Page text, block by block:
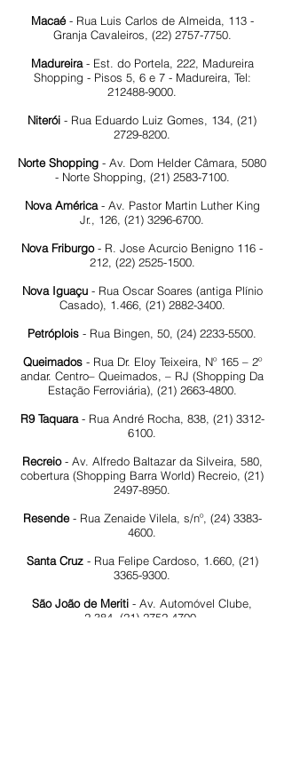
Macaé- Rua Luis Carlos de Almeida, 113 -
Granja Cavaleiros, (22) 2757-7750.
Madureira- Est. do Portela, 222, Madureira
Shopping - Pisos 5, 6 e 7 - Madureira, Tel:
212488-9000.
Niterói - Rua Eduardo Luiz Gomes, 134, (21)
2729-8200.
Norte Shopping - Av. Dom Helder Câmara, 5080
- Norte Shopping, (21) 2583-7100.
Nova América- Av. Pastor Martin Luther King
Jr., 126, (21) 3296-6700.
Nova Friburgo- R. Jose Acurcio Benigno 116 -
212, (22) 2525-1500.
Nova Iguaçu- Rua Oscar Soares (antiga Plínio
Casado), 1.466, (21) 2882-3400.
Petróplois - Rua Bingen, 50, (24) 2233-5500.
Queimados- Rua Dr. Eloy Teixeira, Nº 165 – 2º
andar. Centro– Queimados, – RJ (Shopping Da
Estação Ferroviária), (21) 2663-4800.
R9 Taquara- Rua André Rocha, 838, (21) 3312-
6100.
Recreio- Av. Alfredo Baltazar da Silveira, 580,
cobertura (Shopping Barra World) Recreio, (21)
2497-8950.
Resende- Rua Zenaide Vilela, s/nº, (24) 3383-
4600.
Santa Cruz- Rua Felipe Cardoso, 1.660, (21)
3365-9300.
São João de Meriti - Av. Automóvel Clube,
2.384, (21) 2752-4700